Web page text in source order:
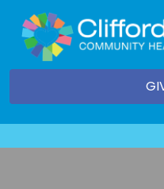
content